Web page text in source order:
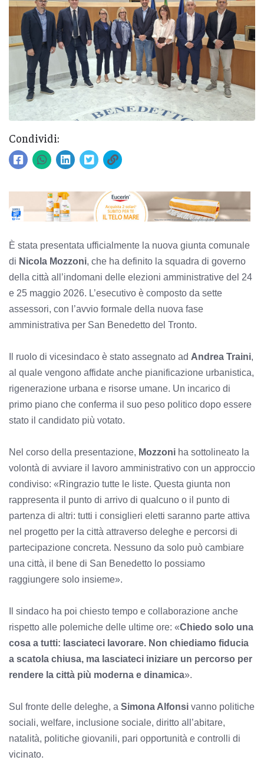
Condividi:
È stata presentata ufficialmente la nuova giunta comunale
di Nicola Mozzoni, che ha definito la squadra di governo
della città all’indomani delle elezioni amministrative del 24
e 25 maggio 2026. L’esecutivo è composto da sette
assessori, con l’avvio formale della nuova fase
amministrativa per San Benedetto del Tronto.
Il ruolo di vicesindaco è stato assegnato ad Andrea Traini,
al quale vengono affidate anche pianificazione urbanistica,
rigenerazione urbana e risorse umane. Un incarico di
primo piano che conferma il suo peso politico dopo essere
stato il candidato più votato.
Nel corso della presentazione, Mozzoni ha sottolineato la
volontà di avviare il lavoro amministrativo con un approccio
condiviso: «Ringrazio tutte le liste. Questa giunta non
rappresenta il punto di arrivo di qualcuno o il punto di
partenza di altri: tutti i consiglieri eletti saranno parte attiva
nel progetto per la città attraverso deleghe e percorsi di
partecipazione concreta. Nessuno da solo può cambiare
una città, il bene di San Benedetto lo possiamo
raggiungere solo insieme».
Il sindaco ha poi chiesto tempo e collaborazione anche
rispetto alle polemiche delle ultime ore: «Chiedo solo una
cosa a tutti: lasciateci lavorare. Non chiediamo fiducia
a scatola chiusa, ma lasciateci iniziare un percorso per
rendere la città più moderna e dinamica».
Sul fronte delle deleghe, a Simona Alfonsi vanno politiche
sociali, welfare, inclusione sociale, diritto all’abitare,
natalità, politiche giovanili, pari opportunità e controlli di
vicinato.